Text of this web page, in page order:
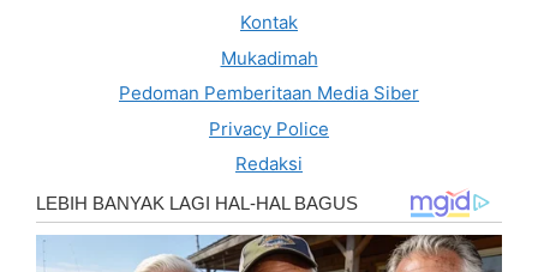
Kontak
Mukadimah
Pedoman Pemberitaan Media Siber
Privacy Police
Redaksi